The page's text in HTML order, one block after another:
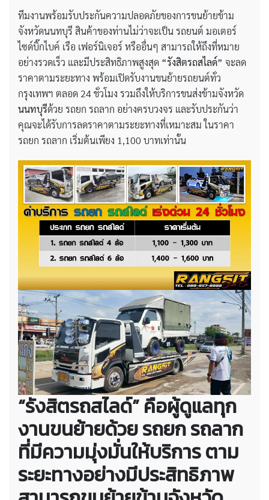
ทีมงานพร้อมรับประกันความปลอดภัยของการขนย้ายข้าม
จังหวัดนนทบุรี สินค้าของท่านไม่ว่าจะเป็น รถยนต์ มอเตอร์
ไซด์บิ๊กไบค์ เรือ เฟอร์นิเจอร์ หรืออื่นๆ สามารถให้ถึงที่หมาย
อย่างรวดเร็ว และมีประสิทธิภาพสูงสุด “รังสิตรถสไลด์” จะลด
ราคาตามระยะทาง พร้อมเปิดรับงานขนย้ายรถยนต์ทั่ว
กรุงเทพฯ ตลอด 24 ชั่วโมง รวมถึงให้บริการขนส่งข้ามจังหวัด
นนทบุรีด้วย รถยก รถลาก อย่างครบวงจร และรับประกันว่า
คุณจะได้รับการลดราคาตามระยะทางที่เหมาะสม ในราคา
รถยก รถลาก เริ่มต้นเพียง 1,100 บาทเท่านั้น
“รังสิตรถสไลด์” คือผู้ดูแลทุก
งานขนย้ายด้วย รถยก รถลาก
ที่มีความมุ่งมั่นให้บริการ ตาม
ระยะทางอย่างมีประสิทธิภาพ